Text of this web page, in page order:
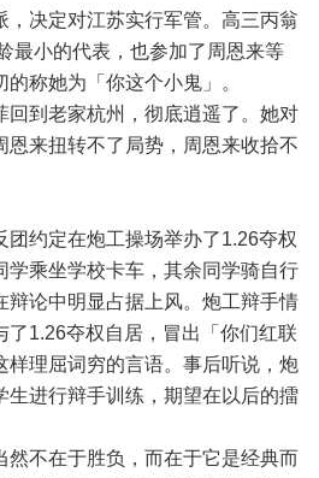
，决定对江苏实行军管。高三丙翁
最小的代表，也参加了周恩来等
称她为「你这个小鬼」。
回到老家杭州，彻底逍遥了。她对
恩来扭转不了局势，周恩来收拾不
团约定在炮工操场举办了1.26夺权
学乘坐学校卡车，其余同学骑自行
辩论中明显占据上风。炮工辩手情
了1.26夺权自居，冒出「你们红联
样理屈词穷的言语。事后听说，炮
生进行辩手训练，期望在以后的擂
然不在于胜负，而在于它是经典而